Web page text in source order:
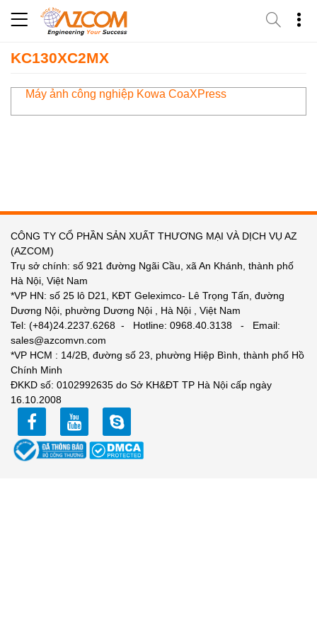
KC130XC2MX
Máy ảnh công nghiệp Kowa CoaXPress
CÔNG TY CỔ PHẦN SẢN XUẤT THƯƠNG MẠI VÀ DỊCH VỤ AZ
(AZCOM)
Trụ sở chính: số 921 đường Ngãi Cầu, xã An Khánh, thành phố
Hà Nội, Việt Nam
*VP HN: số 25 lô D21, KĐT Geleximco- Lê Trọng Tấn, đường
Dương Nội, phường Dương Nội , Hà Nội , Việt Nam
Tel: (+84)24.2237.6268 - Hotline: 0968.40.3138 - Email:
sales@azcomvn.com
*VP HCM : 14/2B, đường số 23, phường Hiệp Bình, thành phố Hồ
Chính Minh
ĐKKD số: 0102992635 do Sở KH&ĐT TP Hà Nội cấp ngày
16.10.2008
facebookyoutube zalo